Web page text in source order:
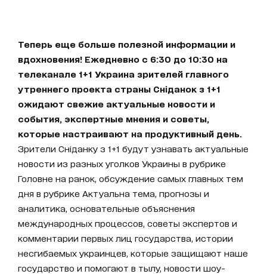
Теперь еще больше полезной информации и
вдохновения! Ежедневно с 6:30 до 10:30 на
телеканале 1+1 Украина зрителей главного
утреннего проекта страны Сніданок з 1+1
ожидают свежие актуальные новости и
события, экспертные мнения и советы,
которые настраивают на продуктивный день.
Зрители Сніданку з 1+1 будут узнавать актуальные
новости из разных уголков Украины в рубрике
Головне на ранок, обсуждение самых главных тем
дня в рубрике Актуальна тема, прогнозы и
аналитика, основательные объяснения
международных процессов, советы экспертов и
комментарии первых лиц государства, истории
несгибаемых украинцев, которые защищают наше
государство и помогают в тылу, новости шоу-